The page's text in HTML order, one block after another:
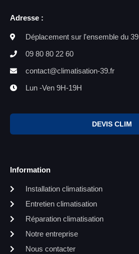
Adresse :
Déplacement sur l'ensemble du 39
09 80 80 22 60
contact@climatisation-39.fr
Lun -Ven 9H-19H
DEVIS CLIM
Information
Installation climatisation
Entretien climatisation
Réparation climatisation
Notre entreprise
Nous contacter